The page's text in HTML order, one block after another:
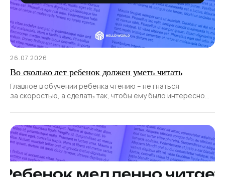
26.07.2026
Во сколько лет ребенок должен уметь читать
Главное в обучении ребенка чтению – не гнаться
за скоростью, а сделать так, чтобы ему было интересно